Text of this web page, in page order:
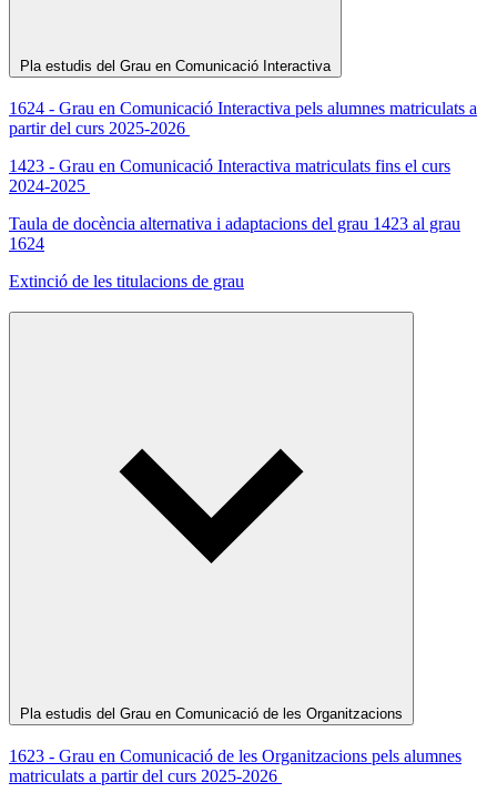
Pla estudis del Grau en Comunicació Interactiva
1624 - Grau en Comunicació Interactiva pels alumnes matriculats a
partir del curs 2025-2026
1423 - Grau en Comunicació Interactiva matriculats fins el curs
2024-2025
Taula de docència alternativa i adaptacions del grau 1423 al grau
1624
Extinció de les titulacions de grau
Pla estudis del Grau en Comunicació de les Organitzacions
1623 - Grau en Comunicació de les Organitzacions pels alumnes
matriculats a partir del curs 2025-2026